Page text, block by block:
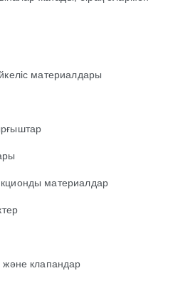
материалдары
материалдар
және клапандар